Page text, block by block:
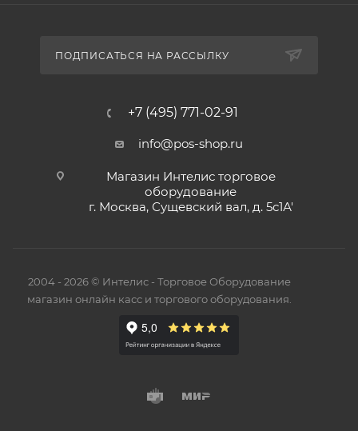
ПОДПИСАТЬСЯ НА РАССЫЛКУ
+7 (495) 771-02-91
info@pos-shop.ru
Магазин Интелис торговое
оборудование
г. Москва, Сущевский вал, д. 5с1А'
2004 - 2026 © Интелис - Торговое Оборудование
магазин онлайн касс и торгового оборудования.